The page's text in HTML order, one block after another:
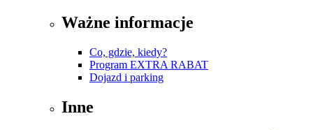
Ważne informacje
Co, gdzie, kiedy?
Program EXTRA RABAT
Dojazd i parking
Inne